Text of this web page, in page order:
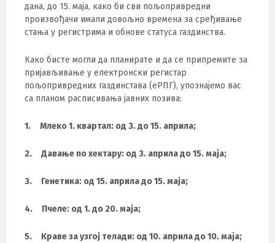
дана, до 15. маја, како би сви пољопривредни
произвођачи имали довољно времена за сређивање
стања у регистрима и обнове статуса газдинства.
Како бисте могли да планирате и да се припремите за
пријављивање у електронски регистар
пољопривредних газдинстава (еРПГ), упознајемо вас
са планом расписивања јавних позива:
1. Млеко 1. квартал: од 3. до 15. априла;
2. Давање по хектару: од 3. априла до 15. маја;
3. Генетика: од 15. априла до 15. маја;
4. Пчеле: од 1. до 20. маја;
5. Краве за узгој телади: од 10. априла до 10. маја;